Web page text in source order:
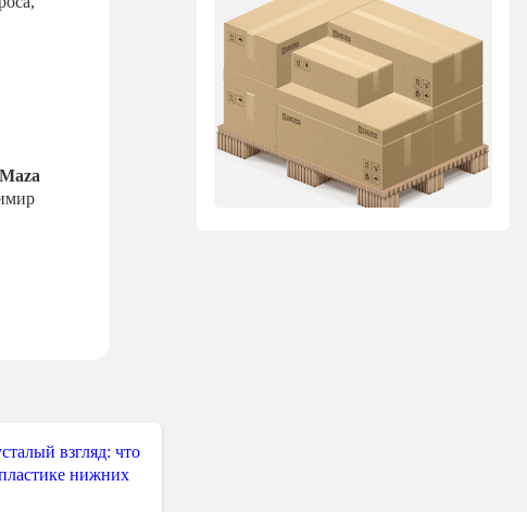
взгляд: что
нижних